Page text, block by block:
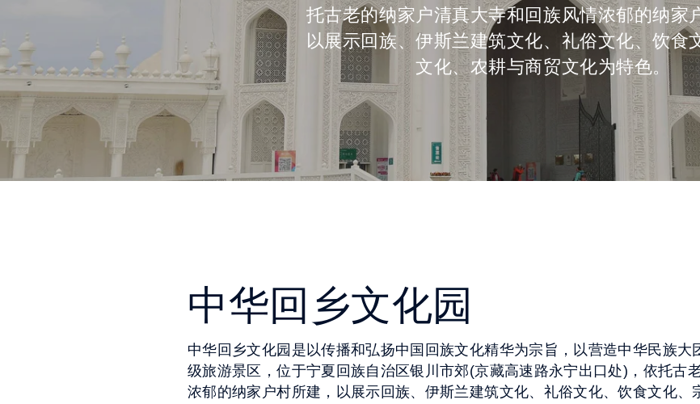
托古老的纳家户清真大寺和回族风情浓郁的纳家
以展示回族、伊斯兰建筑文化、礼俗文化、饮食
文化、农耕与商贸文化为特色。
中华回乡文化园
中华回乡文化园是以传播和弘扬中国回族文化精华为宗旨，以营造中华民族大
级旅游景区，位于宁夏回族自治区银川市郊(京藏高速路永宁出口处)，依托古
浓郁的纳家户村所建，以展示回族、伊斯兰建筑文化、礼俗文化、饮食文化、